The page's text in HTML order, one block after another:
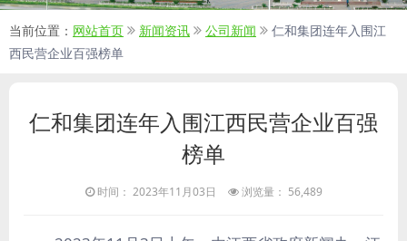
当前位置： 网站首页 新闻资讯 公司新闻
仁和集团连年入围江
西民营企业百强榜单
仁和集团连年入围江西民营企业百强
榜单
时间： 2023年11月03日 浏览量： 56,489